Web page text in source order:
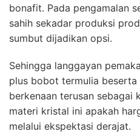
bonafit. Pada pengamalan
sahih sekadar produksi
sumbut dijadikan opsi.
Sehingga langgayan
plus bobot termulia
berkenaan terusan sebagai
materi kristal ini apakah
melalui ekspektasi derajat.